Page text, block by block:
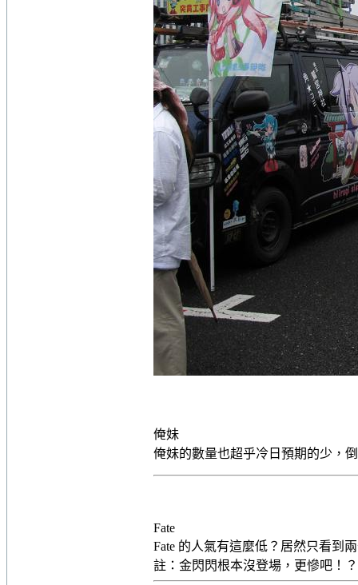
俺妹
俺妹的數量也超乎冷日預期的少，
Fate
Fate 的人氣有這麼低？居然只看到
註：金閃閃根本沒登場，更慘吧！